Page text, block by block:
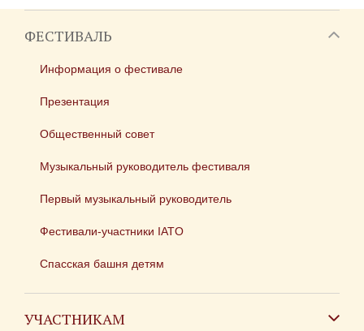
ФЕСТИВАЛЬ
Информация о фестивале
Презентация
Общественный совет
Музыкальный руководитель фестиваля
Первый музыкальный руководитель
Фестивали-участники IATO
Спасская башня детям
УЧАСТНИКАМ